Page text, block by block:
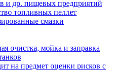
и др. пищевых предприятий
топливных пеллет
смазки
очистка, мойка и заправка
на предмет оценки рисков с